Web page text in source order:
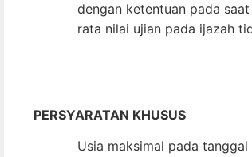
dengan ketentuan pada
rata nilai ujian pada ijazah
PERSYARATAN KHUSUS
Usia maksimal pada